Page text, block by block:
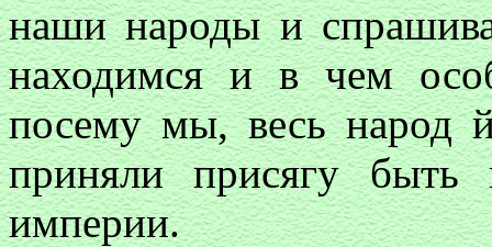
наши народы и
находимся и в чем
посему мы, весь народ
приняли присягу быть
империи.